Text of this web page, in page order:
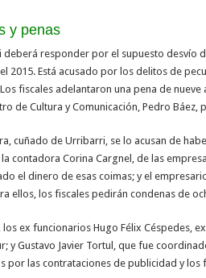
y penas
responder por el supuesto desvío
2015. Está acusado por los delitos de
fiscales adelantaron una pena de
de Cultura y Comunicación, Pedro Báez,
cuñado de Urribarri, se lo acusan de
contadora Corina Cargnel, de las
el dinero de esas coimas; y el
ellos, los fiscales pedirán condenas de
los ex funcionarios Hugo Félix Céspedes,
y Gustavo Javier Tortul, que fue
por las contrataciones de publicidad y los